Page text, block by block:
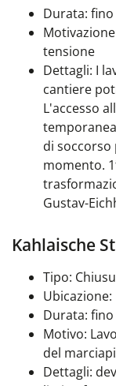
Durata: fino
tensione
Dettagli: I
cantiere
L'accesso
di
momento.
Gustav-
Kahlaische
Tipo:
Durata: fino
Motivo:
del
Dettagli: